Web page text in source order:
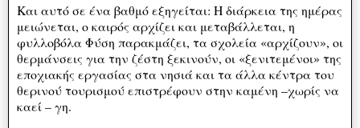
Και αυτό σε ένα βαθμό εξηγείται: Η διάρκεια της ημέρας
μειώνεται, ο καιρός αρχίζει και μεταβάλλεται, η
φυλλοβόλα Φύση παρακμάζει, τα σχολεία «αρχίζουν», οι
θερμάνσεις για την ζέστη ξεκινούν, οι «ξενιτεμένοι» της
εποχιακής εργασίας στα νησιά και τα άλλα κέντρα του
θερινού τουρισμού επιστρέφουν στην καμένη –χωρίς να
καεί – γη.